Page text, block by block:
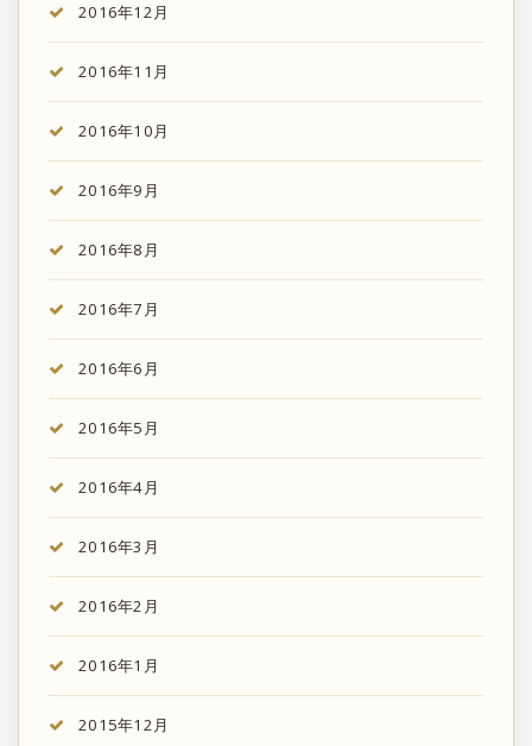
2016年12月
2016年11月
2016年10月
2016年9月
2016年8月
2016年7月
2016年6月
2016年5月
2016年4月
2016年3月
2016年2月
2016年1月
2015年12月